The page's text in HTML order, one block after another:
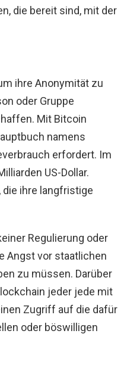
die bereit sind, mit der
ihre Anonymität zu
oder Gruppe
Mit Bitcoin
namens
erfordert. Im
US-Dollar.
ihre langfristige
Regulierung oder
Angst vor staatlichen
zu müssen. Darüber
jeder jede mit
Zugriff auf die dafür
oder böswilligen